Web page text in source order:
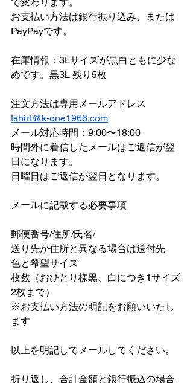
お支払い方法は銀行振り込み、または
PayPayです。
在庫情報：3Lサイズが黒白ともに少な
めです。黒3L 残り5枚
注文方法は専用メールアドレス
tshirt@k-one1966.com
メール対応時間：9:00〜18:00
時間外に着信したメールはご返信が翌
日になります。
日曜日はご返信が翌日となります。
メールに記載する必要事項
郵便番号/住所/氏名/
送り先が住所と異なる場合は送付先
色と希望サイズ
枚数（おひとり様黒、白につき1サイズ
2枚まで）
※お支払い方法の明記をお願いいたし
ます
以上を明記してメールしてください。
折り返し、合計金額と銀行振込の場合